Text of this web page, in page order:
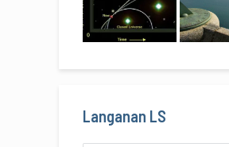
Langanan LS